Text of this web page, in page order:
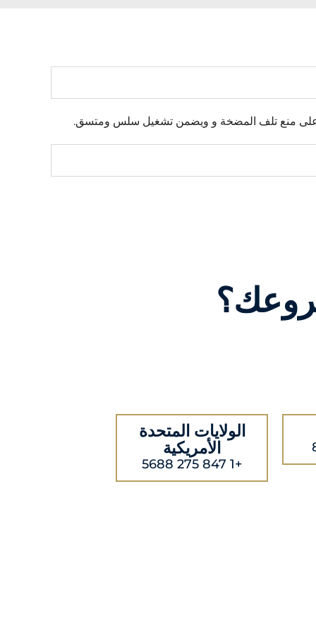
على منع تلف المضخة و ويضمن تشغيل سلس ومتسق.
الولايات المتحدة
الأمريكية
+1 847 275 5688